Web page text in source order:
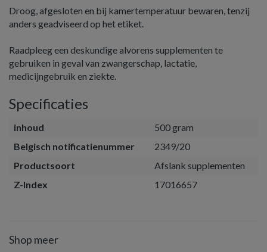
Droog, afgesloten en bij kamertemperatuur bewaren, tenzij
anders geadviseerd op het etiket.
Raadpleeg een deskundige alvorens supplementen te
gebruiken in geval van zwangerschap, lactatie,
medicijngebruik en ziekte.
Specificaties
inhoud
500 gram
Belgisch notificatienummer
2349/20
Productsoort
Afslank supplementen
Z-Index
17016657
Shop meer